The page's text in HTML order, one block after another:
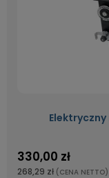
330,00 zł
268,29 zł (CENA NETTO)